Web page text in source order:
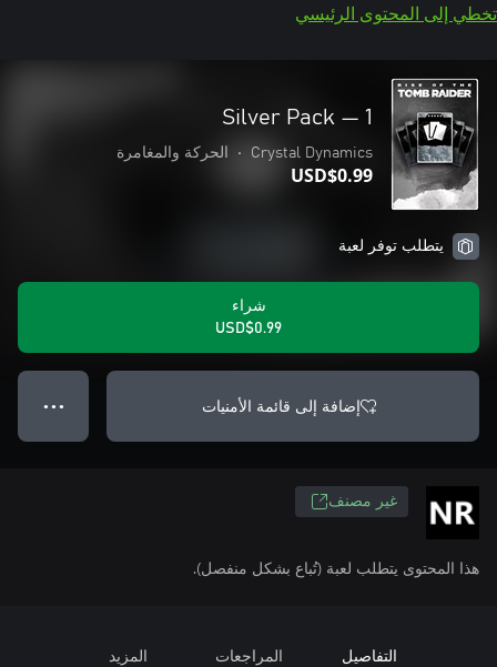
تخطي إلى المحتوى الرئيسي
Silver Pack — 1
Crystal Dynamics
• الحركة والمغامرة
USD$0.99
يتطلب توفر لعبة
شراء
USD$0.99
إضافة إلى قائمة الأمنيات ● ● ●
غير مصنف
هذا المحتوى يتطلب لعبة (تُباع بشكل منفصل).
التفاصيل المراجعات المزيد